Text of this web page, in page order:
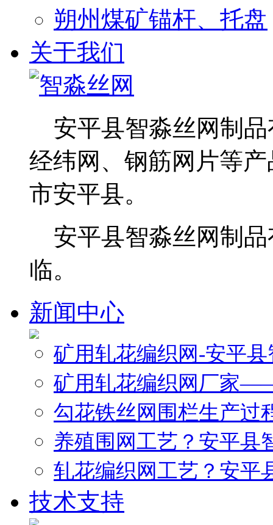
朔州煤矿锚杆、托盘
关于我们
安平县智淼丝网制品
经纬网、钢筋网片等
市安平县。
安平县智淼丝网制品
临。
新闻中心
矿用轧花编织网-安平
矿用轧花编织网厂家
勾花铁丝网围栏生产过
养殖围网工艺？安平县
轧花编织网工艺？安平
技术支持